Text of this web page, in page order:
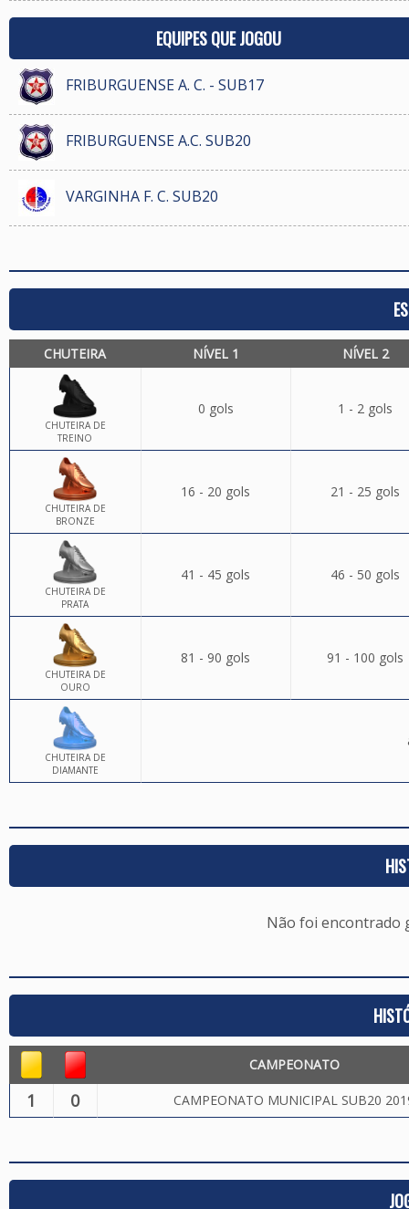
EQUIPES QUE JOGOU
FRIBURGUENSE A. C. - SUB17
FRIBURGUENSE A.C. SUB20
VARGINHA F. C. SUB20
CHUTEIRA NÍVEL 1 NÍVEL 2
CHUTEIRA DE
TREINO
0 gols 1 - 2 gols
CHUTEIRA DE
BRONZE
16 - 20 gols 21 - 25 gols
CHUTEIRA DE
PRATA
41 - 45 gols 46 - 50 gols
CHUTEIRA DE
OURO
81 - 90 gols 91 - 100 gols
CHUTEIRA DE
DIAMANTE
Não foi encontrado
CAMPEONATO
1 0 CAMPEONATO MUNICIPAL SUB20